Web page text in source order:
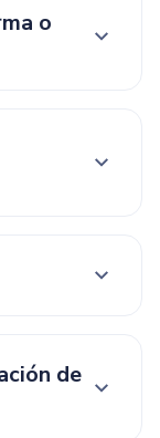
o
de